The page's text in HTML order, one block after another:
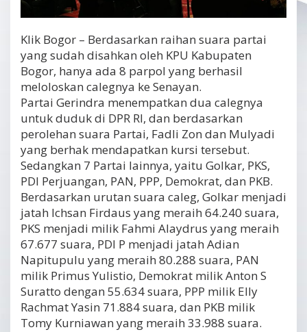
Klik Bogor – Berdasarkan raihan suara partai
yang sudah disahkan oleh KPU Kabupaten
Bogor, hanya ada 8 parpol yang berhasil
meloloskan calegnya ke Senayan.
Partai Gerindra menempatkan dua calegnya
untuk duduk di DPR RI, dan berdasarkan
perolehan suara Partai, Fadli Zon dan Mulyadi
yang berhak mendapatkan kursi tersebut.
Sedangkan 7 Partai lainnya, yaitu Golkar, PKS,
PDI Perjuangan, PAN, PPP, Demokrat, dan PKB.
Berdasarkan urutan suara caleg, Golkar menjadi
jatah Ichsan Firdaus yang meraih 64.240 suara,
PKS menjadi milik Fahmi Alaydrus yang meraih
67.677 suara, PDI P menjadi jatah Adian
Napitupulu yang meraih 80.288 suara, PAN
milik Primus Yulistio, Demokrat milik Anton S
Suratto dengan 55.634 suara, PPP milik Elly
Rachmat Yasin 71.884 suara, dan PKB milik
Tomy Kurniawan yang meraih 33.988 suara.